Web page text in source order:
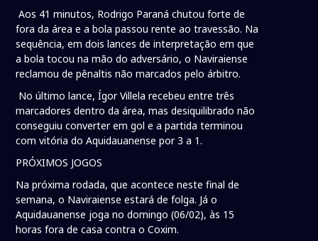
Aos 41 minutos, Rodrigo Paraná chutou forte de
fora da área e a bola passou rente ao travessão. Na
sequência, em dois lances de interpretação em que
a bola tocou na mão do adversário, o Naviraiense
reclamou de pênaltis não marcados pelo árbitro.
No último lance, Ígor Villela recebeu entre três
marcadores dentro da área, mas desiquilibrado não
conseguiu converter em gol e a partida terminou
com vitória do Aquidauanense por 3 a 1.
PRÓXIMOS JOGOS
Na próxima rodada, que acontece neste final de
semana, o Naviraiense estará de folga. Já o
Aquidauanense joga no domingo (06/02), às 15
horas fora de casa contra o Coxim.